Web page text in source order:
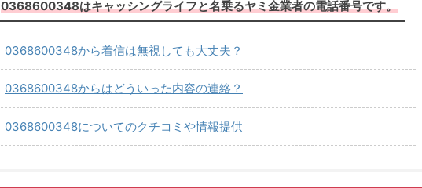
0368600348はキャッシングライフと名乗るヤミ金業者の電話番号です。
0368600348から着信は無視しても大丈夫？
0368600348からはどういった内容の連絡？
0368600348についてのクチコミや情報提供